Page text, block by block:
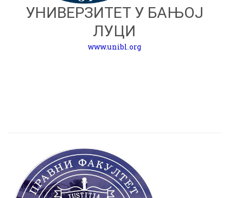
УНИВЕРЗИТЕТ У БАЊОЈ
ЛУЦИ
www.unibl.org